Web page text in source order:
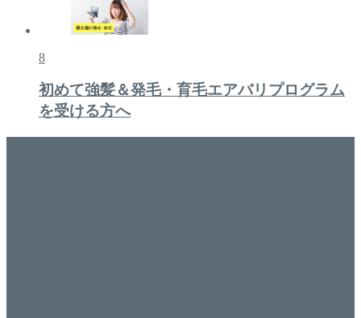
8
初めて強髪＆発毛・育毛エアバリプログラム
を受ける方へ